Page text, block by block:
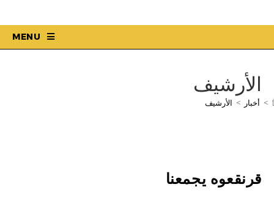
MENU
الأرشيف
> أخبار > الأرشيف
قرنقعوه يجمعنا